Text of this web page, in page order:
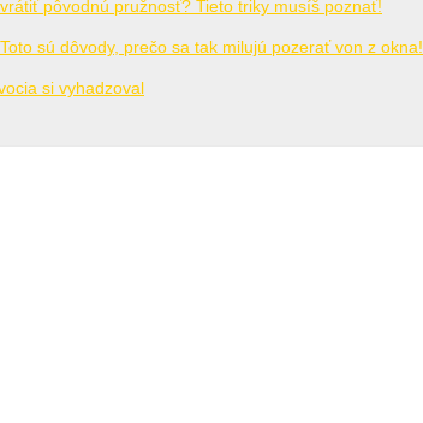
pôvodnú pružnosť? Tieto triky musíš poznať!
sú dôvody, prečo sa tak milujú pozerať von z okna!
si vyhadzoval